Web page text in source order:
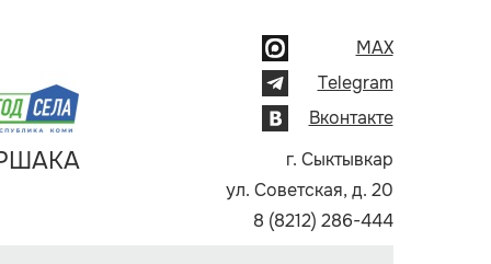
MAX
Telegram
Вконтакте
г. Сыктывкар
ул. Советская, д. 20
8 (8212) 286-444